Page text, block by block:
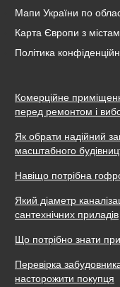
Мапи України по
Карта Європи з
Політика
Комерційне
перед ремонтом і
Як обрати надійний
масштабного
Навіщо потрібна
Який діаметр
сантехнічних приладів
Що потрібно знати при
Перевірка
насторожити покупця